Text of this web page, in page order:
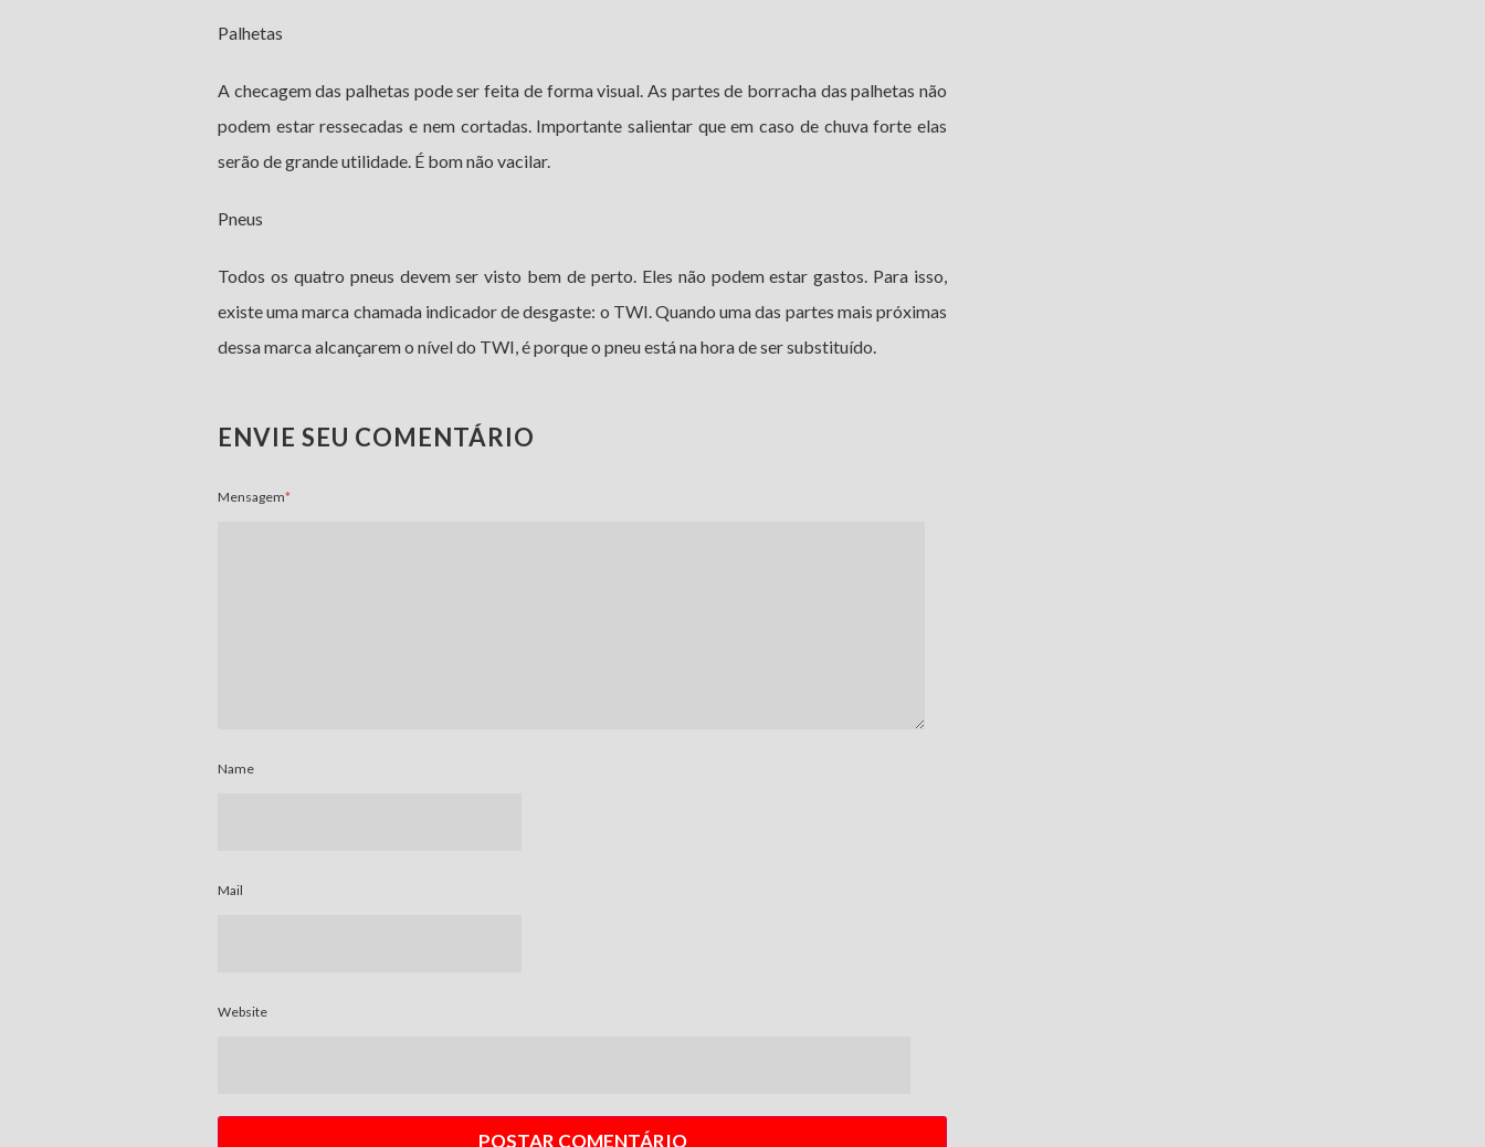
Palhetas
A checagem das palhetas pode ser feita de forma visual. As partes de borracha das palhetas não
podem estar ressecadas e nem cortadas. Importante salientar que em caso de chuva forte elas
serão de grande utilidade. É bom não vacilar.
Pneus
Todos os quatro pneus devem ser visto bem de perto. Eles não podem estar gastos. Para isso,
existe uma marca chamada indicador de desgaste: o TWI. Quando uma das partes mais próximas
dessa marca alcançarem o nível do TWI, é porque o pneu está na hora de ser substituído.
ENVIE SEU COMENTÁRIO
Mensagem*
Name
Mail
Website